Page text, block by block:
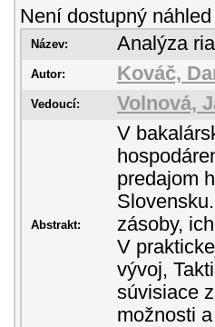
Není dostupný náhled
Název: Analýza
Autor: Kováč,
Vedoucí: Volnová,
Abstrakt:
V
predajom
zásoby,
V
vývoj,
súvisiace
možnosti